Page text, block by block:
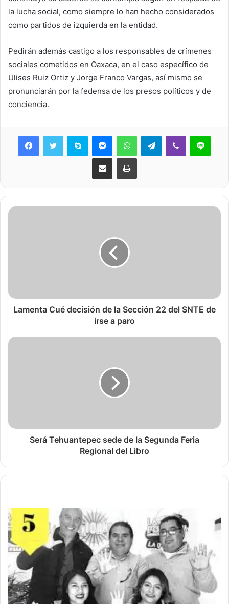
la lucha social, como siempre lo han hecho considerados
como partidos de izquierda en la entidad.
Pedirán además castigo a los responsables de crímenes
sociales cometidos en Oaxaca, en el caso específico de
Ulises Ruiz Ortiz y Jorge Franco Vargas, así mismo se
pronunciarán por la fedensa de los presos políticos y de
conciencia.
Skype MessengerWhatsAppTelegramViber Line
Share via Email Print
Lamenta Cué decisión de la Sección 22 del SNTE de
irse a paro
Será Tehuantepec sede de la Segunda Feria
Regional del Libro